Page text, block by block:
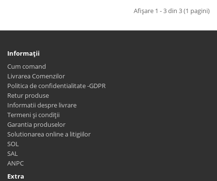
Afişare 1 - 3 din 3 (1 pagini)
Informaţii
Cum comand
Livrarea Comenzilor
Politica de confidentialitate -GDPR
Retur produse
Informatii despre livrare
Termeni și condiții
Garantia produselor
Solutionarea online a litigiilor
SOL
SAL
ANPC
Extra